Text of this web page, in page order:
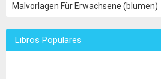
Malvorlagen Für Erwachsene (blumen)
Libros Populares